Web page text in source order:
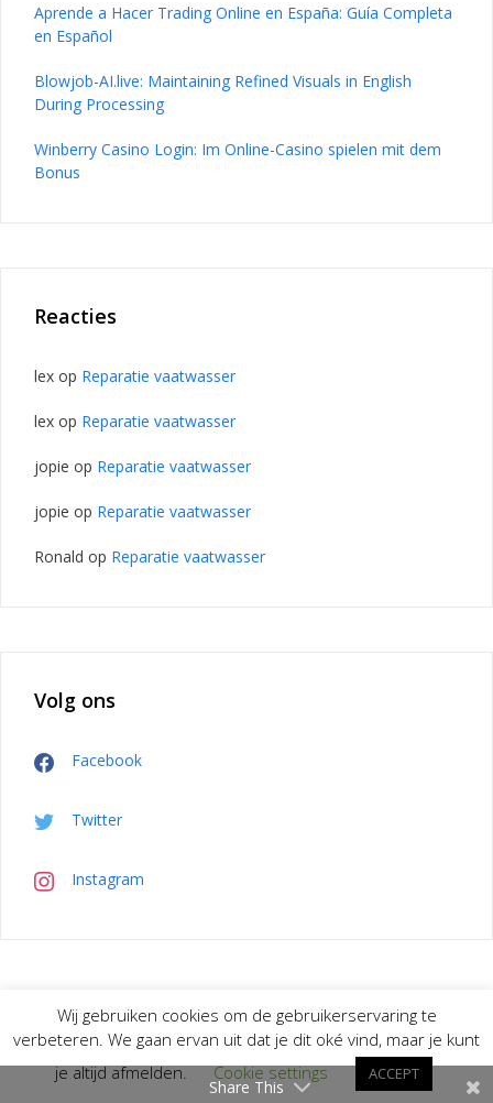
Aprende a Hacer Trading Online en España: Guía Completa
en Español
Blowjob-AI.live: Maintaining Refined Visuals in English
During Processing
Winberry Casino Login: Im Online-Casino spielen mit dem
Bonus
Reacties
lex op Reparatie vaatwasser
lex op Reparatie vaatwasser
jopie op Reparatie vaatwasser
jopie op Reparatie vaatwasser
Ronald op Reparatie vaatwasser
Volg ons
Facebook
Twitter
Instagram
Privacybeleid
Copyright © 2026 verbouwtips.nl
Wij gebruiken cookies om de gebruikerservaring te
verbeteren. We gaan ervan uit dat je dit oké vind, maar je kunt
je altijd afmelden.
Cookie settings ACCEPT
Share This